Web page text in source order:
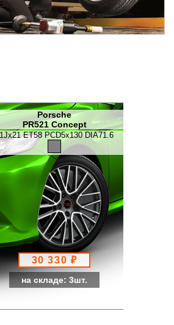
Porsche
PR521 Concept
ET58 PCD5x130 DIA71.6
30 330 ₽
на складе: 3шт.